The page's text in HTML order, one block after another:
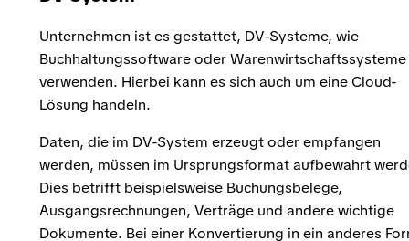
Unternehmen ist es gestattet, DV-Systeme, wie
Buchhaltungssoftware oder Warenwirtschaftssysteme
verwenden. Hierbei kann es sich auch um eine Cloud-
Lösung handeln.
Daten, die im DV-System erzeugt oder empfangen
werden, müssen im Ursprungsformat aufbewahrt
Dies betrifft beispielsweise Buchungsbelege,
Ausgangsrechnungen, Verträge und andere wichtige
Dokumente. Bei einer Konvertierung in ein anderes